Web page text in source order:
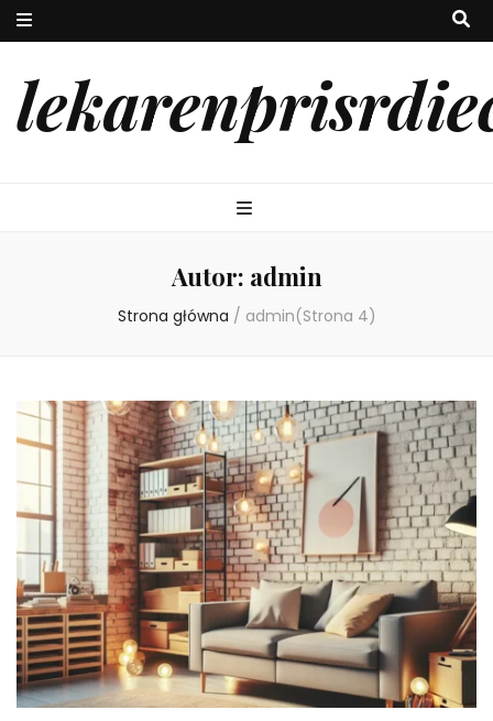
Autor: admin
Strona główna / admin(Strona 4)